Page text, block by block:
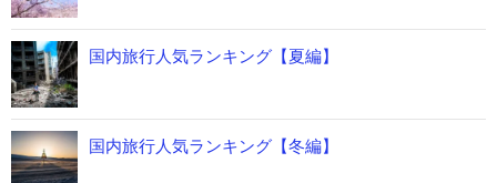
国内旅行人気ランキング【夏編】
国内旅行人気ランキング【冬編】